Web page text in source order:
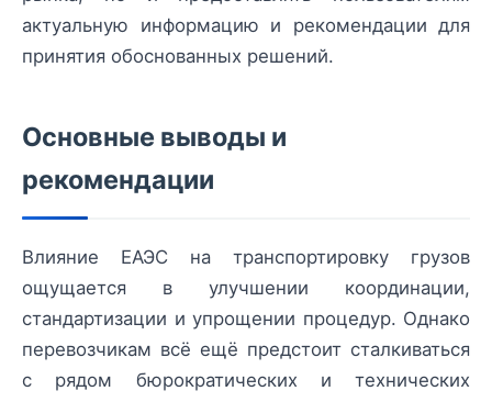
актуальную информацию и рекомендации для
принятия обоснованных решений.
Основные выводы и
рекомендации
Влияние ЕАЭС на транспортировку грузов
ощущается в улучшении координации,
стандартизации и упрощении процедур. Однако
перевозчикам всё ещё предстоит сталкиваться
с рядом бюрократических и технических